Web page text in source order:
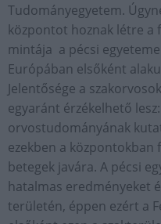
Tudományegyetem.
központot hoznak létre a
mintája a pécsi
Európában elsőként
Jelentősége a
egyaránt érzékelhető
orvostudományának
ezekben a
betegek javára. A pécsi
hatalmas eredményeket
területén, éppen ezért a